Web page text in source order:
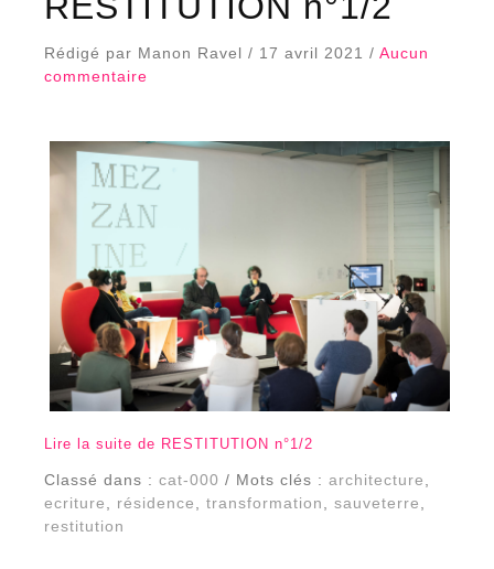
Rédigé par Manon Ravel / 17 avril 2021 / Aucun
commentaire
Lire la suite de RESTITUTION n°1/2
Classé dans : cat-000 / Mots clés : architecture
ecriture
résidence transformation sauveterre
restitution